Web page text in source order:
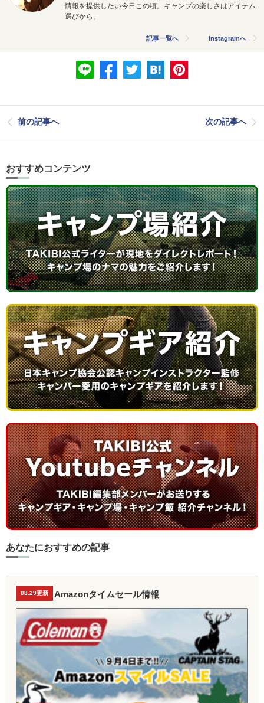
情報を提供したい今日この頃。キャンプの楽しさはアイテム
選びから。
記事一覧へ Instagramへ
前の記事へ 次の記事へ
おすすめコンテンツ
あなたにおすすめの記事
08.29更新 Amazonタイムセール情報